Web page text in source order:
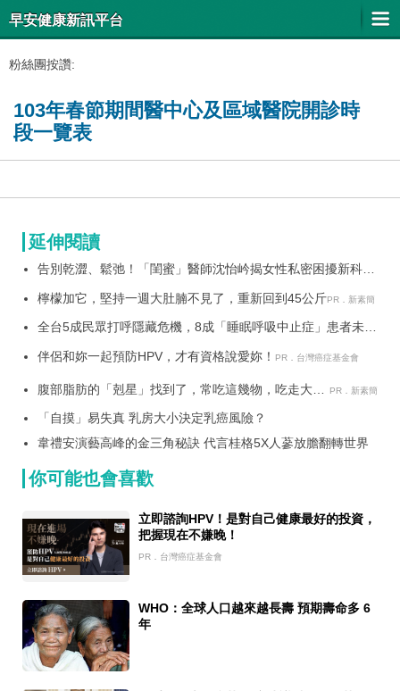
早安健康新訊平台
粉絲團按讚:
103年春節期間醫中心及區域醫院開診時
段一覽表
延伸閱讀
告別乾澀、鬆弛！「閨蜜」醫師沈怡岒揭女性私密困擾新科技
檸檬加它，堅持一週大肚腩不見了，重新回到45公斤PR．新素簡
全台5成民眾打呼隱藏危機，8成「睡眠呼吸中止症」患者未就
伴侶和妳一起預防HPV，才有資格說愛妳！
PR．台灣癌症基金會
腹部脂肪的「剋星」找到了，常吃這幾物，吃走大肚
PR．新素簡
「自摸」易失真 乳房大小決定乳癌風險？
韋禮安演藝高峰的金三角秘訣 代言桂格5X人蔘放膽翻轉世界
你可能也會喜歡
立即諮詢HPV！是對自己健康最好的投資，
把握現在不嫌晚！
PR．台灣癌症基金會
WHO：全球人口越來越長壽 預期壽命多 6
年